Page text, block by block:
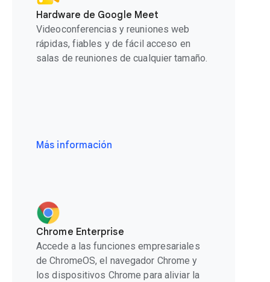
Hardware de Google Meet
Videoconferencias y reuniones web
rápidas, fiables y de fácil acceso en
salas de reuniones de cualquier tamaño.
Más información
Chrome Enterprise
Accede a las funciones empresariales
de ChromeOS, el navegador Chrome y
los dispositivos Chrome para aliviar la